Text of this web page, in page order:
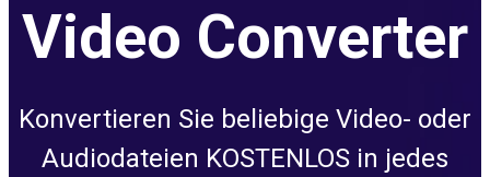
Video Converter
Konvertieren Sie beliebige Video- oder
Audiodateien KOSTENLOS in jedes